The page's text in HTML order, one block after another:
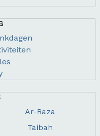
Ar-Raza
Taibah